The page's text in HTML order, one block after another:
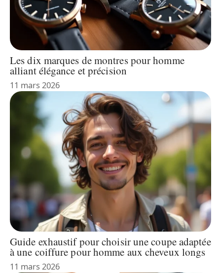
Les dix marques de montres pour homme
alliant élégance et précision
11 mars 2026
Guide exhaustif pour choisir une coupe adaptée
à une coiffure pour homme aux cheveux longs
11 mars 2026